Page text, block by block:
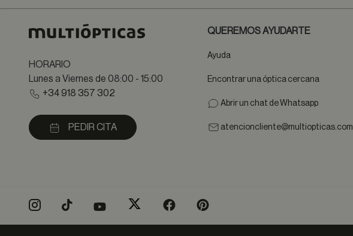
HORARIO
Lunes a Viernes de 08:00 - 15:00
+34 918 357 302
PEDIR CITA
QUEREMOS AYUDARTE
Ayuda
Encontrar una óptica cercana
Abrir un chat de Whatsapp
atencioncliente@multiopticas.com